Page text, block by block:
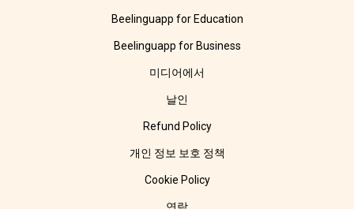
Beelinguapp for Education
Beelinguapp for Business
미디어에서
날인
Refund Policy
개인 정보 보호 정책
Cookie Policy